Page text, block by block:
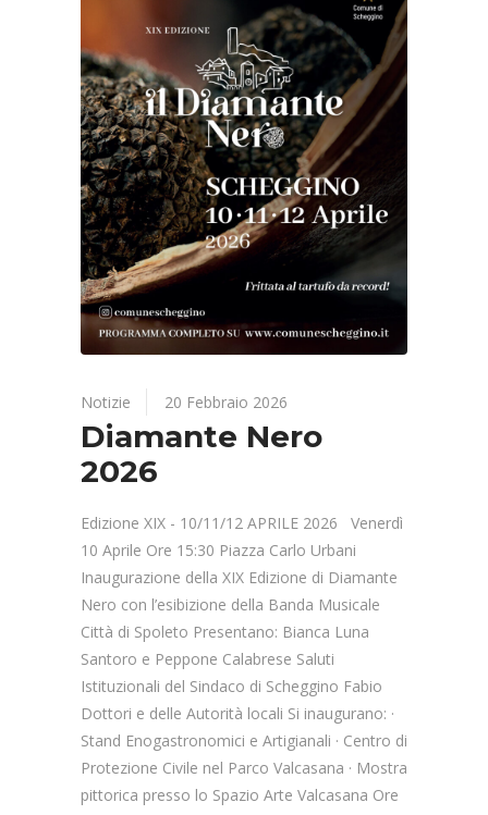
Notizie 20 Febbraio 2026
Diamante Nero
2026
Edizione XIX - 10/11/12 APRILE 2026 Venerdì
10 Aprile Ore 15:30 Piazza Carlo Urbani
Inaugurazione della XIX Edizione di Diamante
Nero con l’esibizione della Banda Musicale
Città di Spoleto Presentano: Bianca Luna
Santoro e Peppone Calabrese Saluti
Istituzionali del Sindaco di Scheggino Fabio
Dottori e delle Autorità locali Si inaugurano: ·
Stand Enogastronomici e Artigianali · Centro di
Protezione Civile nel Parco Valcasana · Mostra
pittorica presso lo Spazio Arte Valcasana Ore